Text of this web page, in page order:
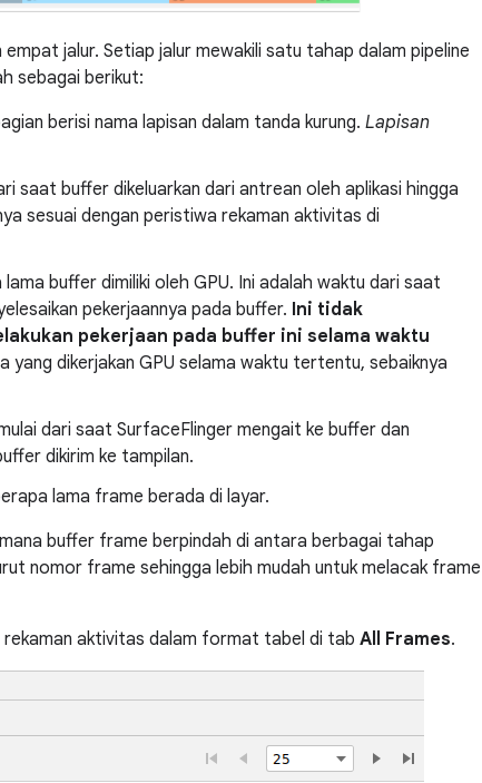
empat jalur. Setiap jalur mewakili satu tahap dalam pipeline
sebagai berikut:
berisi nama lapisan dalam tanda kurung. Lapisan
saat buffer dikeluarkan dari antrean oleh aplikasi hingga
sesuai dengan peristiwa rekaman aktivitas di
lama buffer dimiliki oleh GPU. Ini adalah waktu dari saat
pekerjaannya pada buffer. Ini tidak
pekerjaan pada buffer ini selama waktu
yang dikerjakan GPU selama waktu tertentu, sebaiknya
dari saat SurfaceFlinger mengait ke buffer dan
dikirim ke tampilan.
lama frame berada di layar.
buffer frame berpindah di antara berbagai tahap
nomor frame sehingga lebih mudah untuk melacak frame
rekaman aktivitas dalam format tabel di tab All Frames.